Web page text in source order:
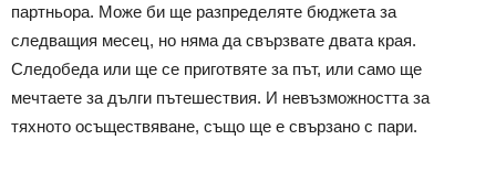
партньора. Може би ще разпределяте бюджета за
следващия месец, но няма да свързвате двата края.
Следобеда или ще се приготвяте за път, или само ще
мечтаете за дълги пътешествия. И невъзможността за
тяхното осъществяване, също ще е свързано с пари.